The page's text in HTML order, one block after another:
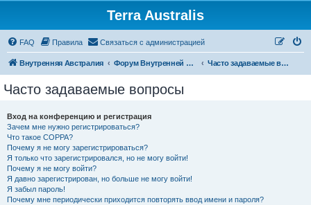
Terra Australis
FAQ Правила Связаться с администрацией
Внутренняя Австралия Форум Внутренней Австралии Часто задаваемые вопросы
Часто задаваемые вопросы
Вход на конференцию и регистрация
Зачем мне нужно регистрироваться?
Что такое COPPA?
Почему я не могу зарегистрироваться?
Я только что зарегистрировался, но не могу войти!
Почему я не могу войти?
Я давно зарегистрирован, но больше не могу войти!
Я забыл пароль!
Почему мне периодически приходится повторять ввод имени и пароля?